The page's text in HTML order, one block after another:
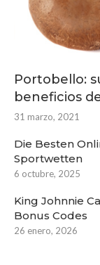
Portobello:
beneficios
31 marzo, 2021
Die Besten
Sportwetten
6 octubre, 2025
King Johnnie
Bonus Codes
26 enero, 2026